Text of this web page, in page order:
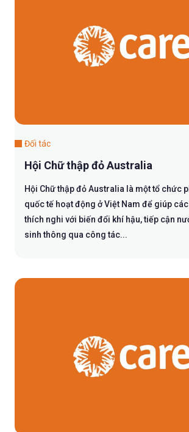
Đối tác
Hội Chữ thập đỏ Australia
Hội Chữ thập đỏ Australia là một tổ chức
quốc tế hoạt động ở Việt Nam để giúp
thích nghi với biến đổi khí hậu, tiếp cận
sinh thông qua công tác...